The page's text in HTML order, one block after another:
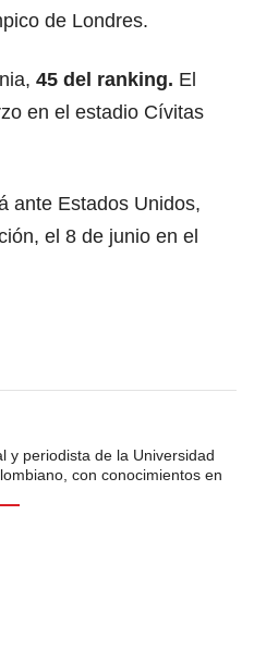
de Londres.
45 del ranking. El
en el estadio Cívitas
ante Estados Unidos,
el 8 de junio en el
y periodista de la Universidad
con conocimientos en